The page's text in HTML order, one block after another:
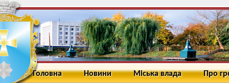
Головна Новини Міська влада Про